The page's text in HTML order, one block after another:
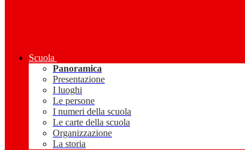
Scuola
Panoramica
Presentazione
I luoghi
Le persone
I numeri della scuola
Le carte della scuola
Organizzazione
La storia